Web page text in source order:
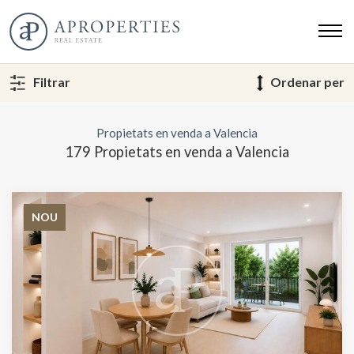
Filtrar Ordenar per
Propietats en venda a Valencia
179 Propietats en venda a Valencia
NOU